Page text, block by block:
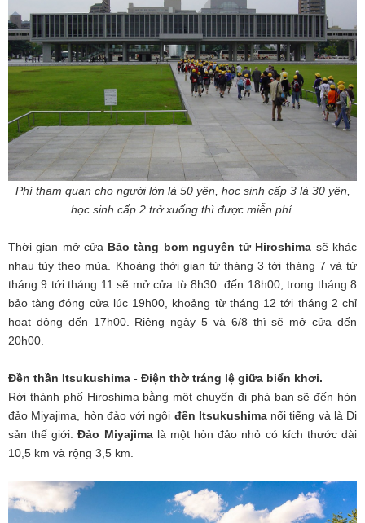
Phí tham quan cho người lớn là 50 yên, học sinh cấp 3 là 30 yên,
học sinh cấp 2 trở xuống thì được miễn phí.
Thời gian mở cửa Bảo tàng bom nguyên tử Hiroshima sẽ khác
nhau tùy theo mùa. Khoảng thời gian từ tháng 3 tới tháng 7 và từ
tháng 9 tới tháng 11 sẽ mở cửa từ 8h30 đến 18h00, trong tháng 8
bảo tàng đóng cửa lúc 19h00, khoảng từ tháng 12 tới tháng 2 chỉ
hoạt động đến 17h00. Riêng ngày 5 và 6/8 thì sẽ mở cửa đến
20h00.
Đền thần Itsukushima - Điện thờ tráng lệ giữa biển khơi.
Rời thành phố Hiroshima bằng một chuyến đi phà bạn sẽ đến hòn
đảo Miyajima, hòn đảo với ngôi đền Itsukushimanổi tiếng và là Di
sản thế giới.Đảo Miyajimalà một hòn đảo nhỏ có kích thước dài
10,5 km và rộng 3,5 km.